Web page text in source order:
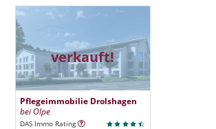
verkauft!
Pflegeimmobilie Drolshagen
bei Olpe
DAS Immo Rating